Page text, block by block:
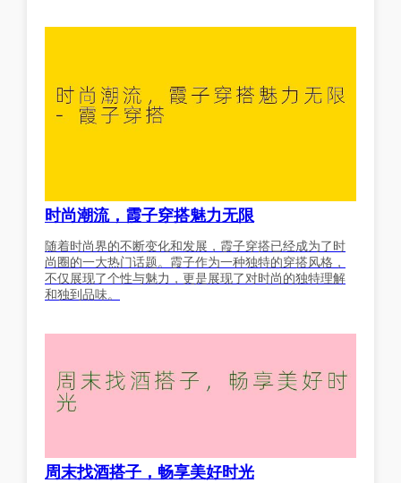
时尚潮流，霞子穿搭魅力无限
随着时尚界的不断变化和发展，霞子穿搭已经成为了时
尚圈的一大热门话题。霞子作为一种独特的穿搭风格，
不仅展现了个性与魅力，更是展现了对时尚的独特理解
和独到品味。
周末找酒搭子，畅享美好时光